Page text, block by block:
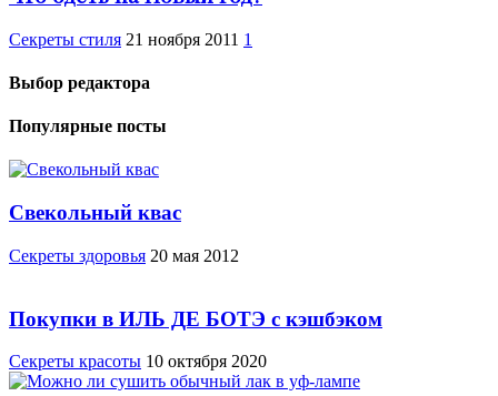
Секреты стиля 21 ноября 2011 1
Выбор редактора
Популярные посты
Свекольный квас
Cекреты здоровья 20 мая 2012
Покупки в ИЛЬ ДЕ БОТЭ с кэшбэком
Секреты красоты 10 октября 2020